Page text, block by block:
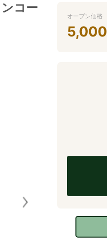
コー
オープン価格
5,000